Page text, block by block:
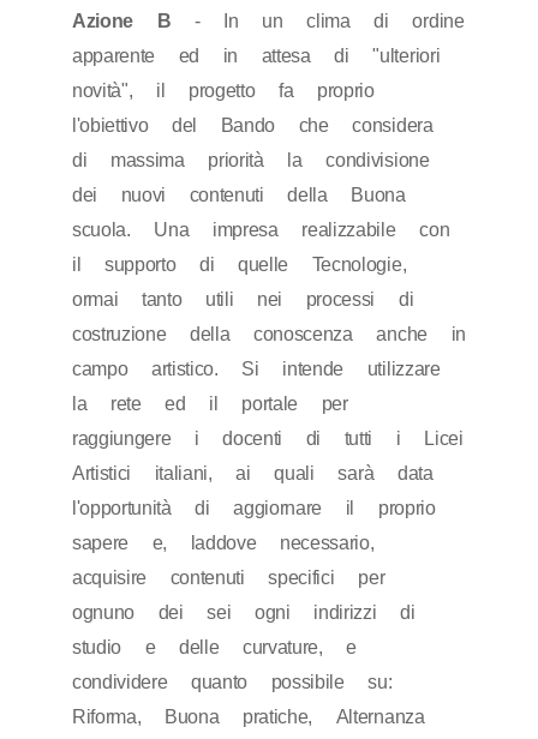
Azione B - In un clima di ordine
apparente ed in attesa di "ulteriori
novità", il progetto fa proprio
l'obiettivo del Bando che considera
di massima priorità la condivisione
dei nuovi contenuti della Buona
scuola. Una impresa realizzabile con
il supporto di quelle Tecnologie,
ormai tanto utili nei processi di
costruzione della conoscenza anche in
campo artistico. Si intende utilizzare
la rete ed il portale per
raggiungere i docenti di tutti i Licei
Artistici italiani, ai quali sarà data
l'opportunità di aggiornare il proprio
sapere e, laddove necessario,
acquisire contenuti specifici per
ognuno dei sei ogni indirizzi di
studio e delle curvature, e
condividere quanto possibile su:
Riforma, Buona pratiche, Alternanza